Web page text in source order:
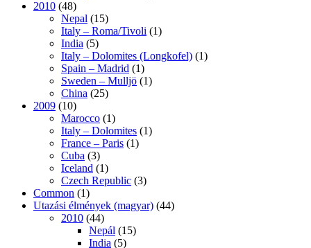
2010 (48)
Nepal (15)
Italy – Roma/Tivoli (1)
India (5)
Italy – Dolomites (Longkofel) (1)
Spain – Madrid (1)
Sweden – Mulljö (1)
China (25)
2009 (10)
Marocco (1)
Italy – Dolomites (1)
France – Paris (1)
Cuba (3)
Iceland (1)
Czech Republic (3)
Common (1)
Utazási élmények (magyar) (44)
2010 (44)
Nepál (15)
India (5)